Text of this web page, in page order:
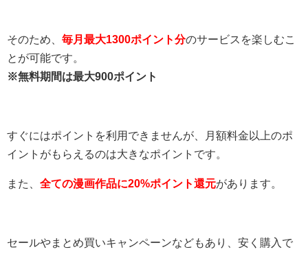
そのため、 毎月最大1300ポイント分のサービスを楽しむこ
とが可能です。
※無料期間は最大900ポイント
すぐにはポイントを利用できませんが、月額料金以上のポ
イントがもらえるのは大きなポイントです。
また、 全ての漫画作品に20%ポイント還元があります。
セールやまとめ買いキャンペーンなどもあり、安く購入で